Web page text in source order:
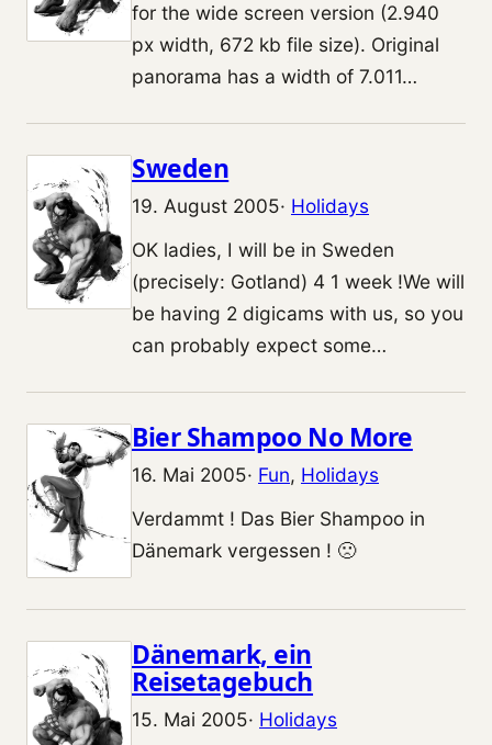
for the wide screen version (2.940
px width, 672 kb file size). Original
panorama has a width of 7.011…
Sweden
19. August 2005· Holidays
OK ladies, I will be in Sweden
(precisely: Gotland) 4 1 week !We will
be having 2 digicams with us, so you
can probably expect some…
Bier Shampoo No More
16. Mai 2005· Fun, Holidays
Verdammt ! Das Bier Shampoo in
Dänemark vergessen ! 🙁
Dänemark, ein
Reisetagebuch
15. Mai 2005· Holidays